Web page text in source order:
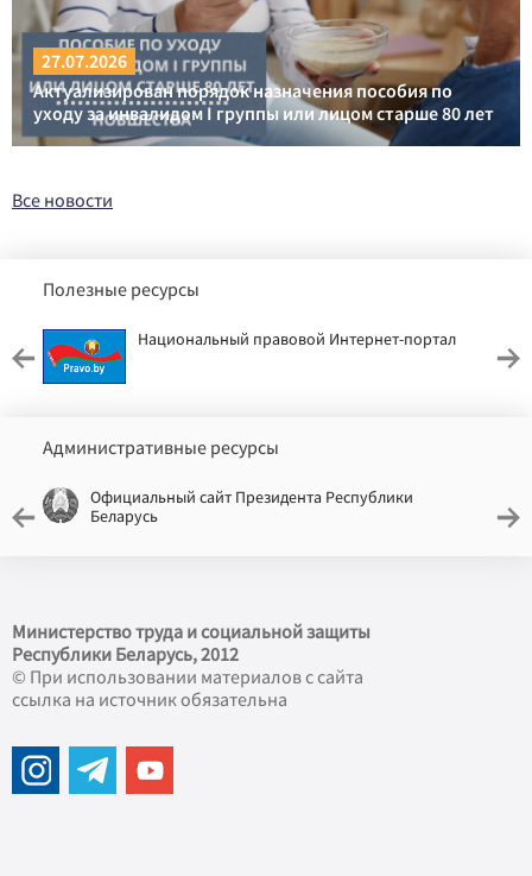
27.07.2026
Актуализирован порядок назначения пособия по
уходу за инвалидом I группы или лицом старше 80 лет
Все новости
Полезные ресурсы
Национальный правовой Интернет-портал
Административные ресурсы
Официальный сайт Президента Республики
Беларусь
Министерство труда и социальной защиты
Республики Беларусь, 2012
© При использовании материалов с сайта
ссылка на источник обязательна